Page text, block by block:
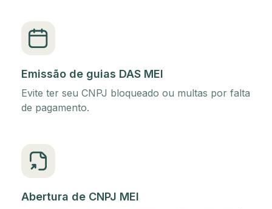
Emissão de guias DAS MEI
Evite ter seu CNPJ bloqueado ou multas por falta
de pagamento.
Abertura de CNPJ MEI